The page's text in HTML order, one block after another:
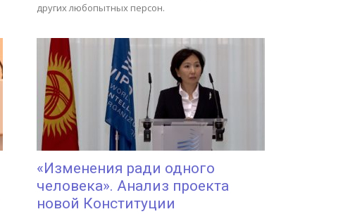
других любопытных персон.
«Изменения ради одного
человека». Анализ проекта
новой Конституции